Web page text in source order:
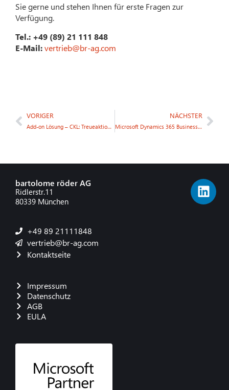
Sie gerne und stehen Ihnen für erste Fragen zur
Verfügung.
Tel.: +49 (89) 21 111 848
E-Mail: vertrieb@br-ag.com
VORIGER
Add-on Lösung – CKL: Treueaktion Upgrade Modul „Kosten- und Leistungsrechnung“
NÄCHSTER
Microsoft Dynamics 365 Business Central ist ab sofort auch als On-Premise Version verfügbar
bartolome röder AG
Ridlerstr.11
80339 München
+49 89 21111848
vertrieb@br-ag.com
Kontaktseite
Impressum
Datenschutz
AGB
EULA